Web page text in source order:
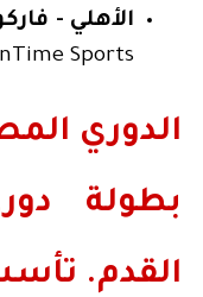
الأهلي -
Sports
الدوري
بطولة
القدم. تأسس